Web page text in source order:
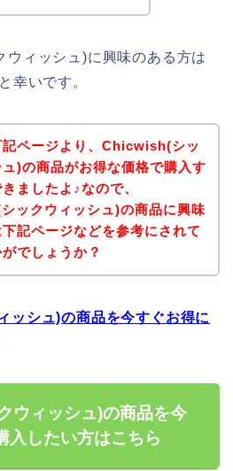
ィッシュ)に興味のある方は
幸いです。
記ページより、Chicwish(シッ
)の商品がお得な価格で購入す
ましたよ♪なので、
ックウィッシュ)の商品に興味
記ページなどを参考にされて
でしょうか？
ッシュ)の商品を今すぐお得に
ウィッシュ)の商品を今
入したい方はこちら